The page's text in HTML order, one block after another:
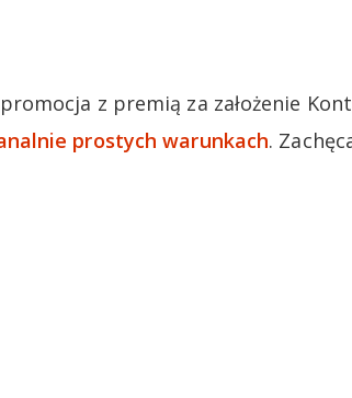
z premią za założenie
prostych warunkach.